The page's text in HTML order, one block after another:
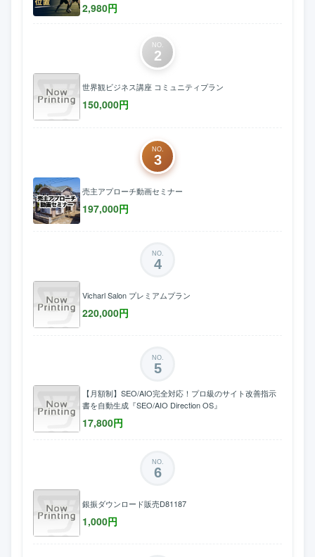
2,980円
NO.
2
世界観ビジネス講座 コミュニティプラン
150,000円
NO.
3
売主アプローチ動画セミナー
197,000円
NO.
4
Vicharl Salon プレミアムプラン
220,000円
NO.
5
【月額制】SEO/AIO完全対応！プロ級のサイト改善指示
書を自動生成『SEO/AIO Direction OS』
17,800円
NO.
6
銀振ダウンロード販売D81187
1,000円